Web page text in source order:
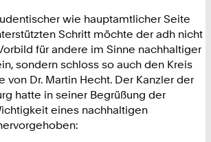
wie hauptamtlicher Seite
Schritt möchte der adh nicht
für andere im Sinne nachhaltiger
sondern schloss so auch den Kreis
von Dr. Martin Hecht. Der Kanzler der
hatte in seiner Begrüßung der
eines nachhaltigen